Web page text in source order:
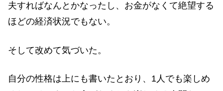
夫すればなんとかなったし、お金がなくて絶望する
ほどの経済状況でもない。
そして改めて気づいた。
自分の性格は上にも書いたとおり、1人でも楽しめ